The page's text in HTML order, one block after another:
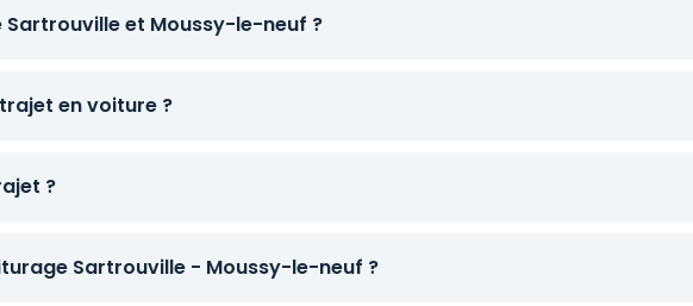
Sartrouville et Moussy-le-neuf ?
en voiture ?
?
Sartrouville - Moussy-le-neuf ?